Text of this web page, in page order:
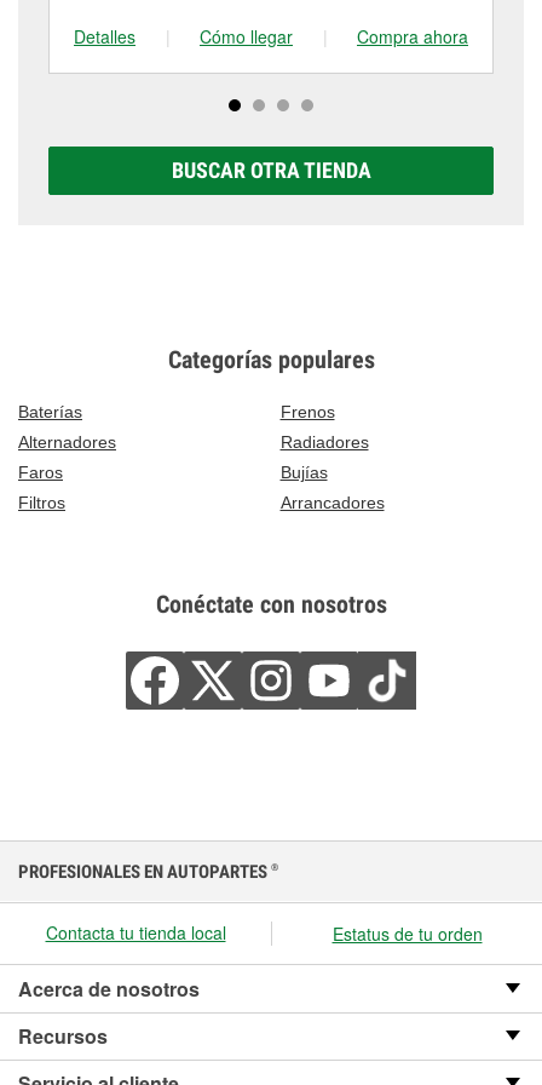
Detalles
| Cómo llegar | Compra ahora
BUSCAR OTRA TIENDA
Categorías populares
Baterías
Frenos
Alternadores
Radiadores
Faros
Bujías
Filtros
Arrancadores
Conéctate con nosotros
PROFESIONALES EN AUTOPARTES ®
Contacta tu tienda local Estatus de tu orden
Acerca de nosotros
Recursos